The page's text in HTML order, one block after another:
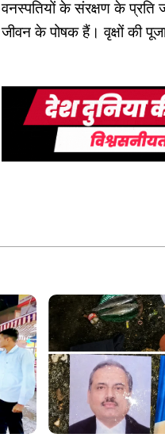
वनस्पतियों के संरक्षण के प्रति
जीवन के पोषक हैं। वृक्षों की